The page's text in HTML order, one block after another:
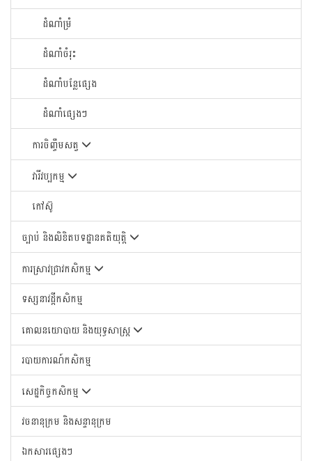
ដំណាំម្រំ
ដំណាំចំរុះ
ដំណាំបន្លែផ្សេង
ដំណាំផ្សេងៗ
ការចិញ្ចឹមសត្វ
វារីវប្បកម្ម
កៅស៊ូ
ច្បាប់ និងលិខិតបទដ្ឋានគតិយុត្តិ
ការស្រាវជ្រាវកសិកម្ម
ទស្សនាវដ្តីកសិកម្ម
គោលនយោបាយ និងយុទ្ធសាស្រ្ត
របាយការណ៍កសិកម្ម
សេដ្ឋកិច្ចកសិកម្ម
វចនានុក្រម និងសន្ទានុក្រម
ឯកសារផ្សេងៗ